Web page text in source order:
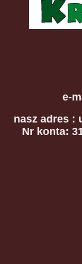
e-
nasz adres :
Nr konta: